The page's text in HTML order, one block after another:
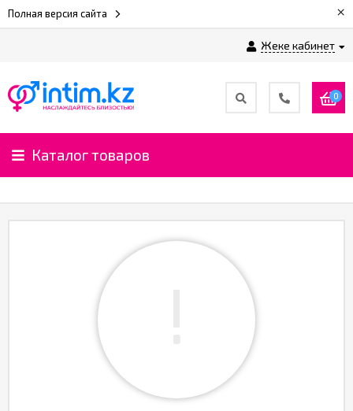
Полная версия сайта ×
Жеке кабинет
0
Каталог товаров